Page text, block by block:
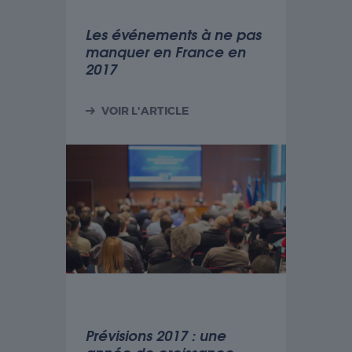
Les événements à ne pas
manquer en France en
2017
VOIR L'ARTICLE
Prévisions 2017 : une
identifiable.
pour
comprendre
comment
les visiteurs
interagissent
avec le site
Web. Ces
cookies
aident à
visiteurs, le